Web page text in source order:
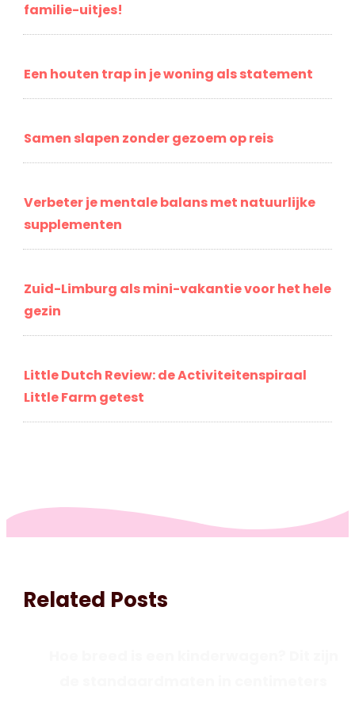
familie-uitjes!
Een houten trap in je woning als statement
Samen slapen zonder gezoem op reis
Verbeter je mentale balans met natuurlijke
supplementen
Zuid-Limburg als mini-vakantie voor het hele
gezin
Little Dutch Review: de Activiteitenspiraal
Little Farm getest
Related Posts